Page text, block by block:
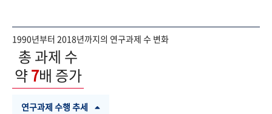
1990년부터 2018년까지의 연구과제 수 변화
총 과제 수
약7배 증가
연구과제 수행 추세